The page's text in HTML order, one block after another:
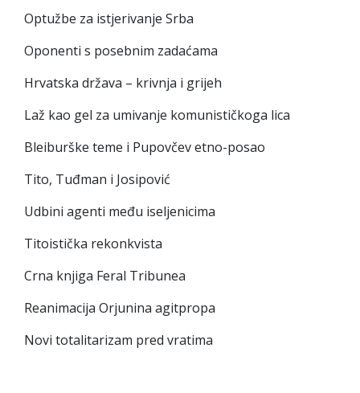
Optužbe za istjerivanje Srba
Oponenti s posebnim zadaćama
Hrvatska država – krivnja i grijeh
Laž kao gel za umivanje komunističkoga lica
Bleiburške teme i Pupovčev etno-posao
Tito, Tuđman i Josipović
Udbini agenti među iseljenicima
Titoistička rekonkvista
Crna knjiga Feral Tribunea
Reanimacija Orjunina agitpropa
Novi totalitarizam pred vratima